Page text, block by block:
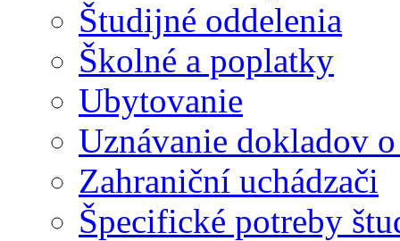
Študijné oddelenia
Školné a poplatky
Ubytovanie
Uznávanie dokladov
Zahraniční uchádzači
Špecifické potreby